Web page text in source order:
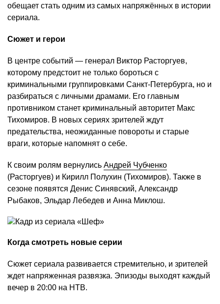
обещает стать одним из самых напряжённых в истории
сериала.
Сюжет и герои
В центре событий — генерал Виктор Расторгуев,
которому предстоит не только бороться с
криминальными группировками Санкт-Петербурга, но и
разбираться с личными драмами. Его главным
противником станет криминальный авторитет Макс
Тихомиров. В новых сериях зрителей ждут
предательства, неожиданные повороты и старые
враги, которые напомнят о себе.
К своим ролям вернулись Андрей Чубченко
(Расторгуев) и Кирилл Полухин (Тихомиров). Также в
сезоне появятся Денис Синявский, Александр
Рыбаков, Эльдар Лебедев и Анна Миклош.
Когда смотреть новые серии
Сюжет сериала развивается стремительно, и зрителей
ждет напряженная развязка. Эпизоды выходят каждый
вечер в 20:00 на НТВ.